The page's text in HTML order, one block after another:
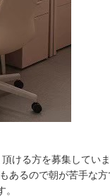
ける方を募集していま
あるので朝が苦手な方